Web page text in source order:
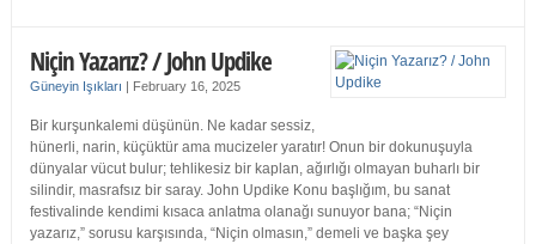
Niçin Yazarız? / John Updike
Güneyin Işıkları | February 16, 2025
Bir kurşunkalemi düşünün. Ne kadar sessiz,
hünerli, narin, küçüktür ama mucizeler yaratır! Onun bir dokunuşuyla
dünyalar vücut bulur; tehlikesiz bir kaplan, ağırlığı olmayan buharlı bir
silindir, masrafsız bir saray. John Updike Konu başlığım, bu sanat
festivalinde kendimi kısaca anlatma olanağı sunuyor bana; “Niçin
yazarız,” sorusu karşısında, “Niçin olmasın,” demeli ve başka şey